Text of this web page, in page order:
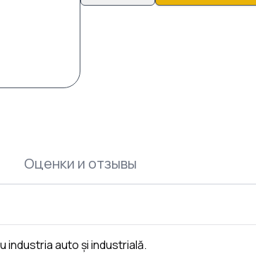
Оценки и отзывы
auto și industrială.